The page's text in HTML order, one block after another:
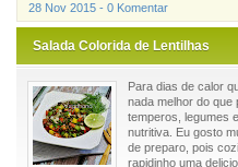
28 Nov 2015 - 0 Komentar
Salada Colorida de Lentilhas
Para dias de calor
nada melhor do que
temperos, legumes
nutritiva. Eu gosto
de preparo, pois
rapidinho uma